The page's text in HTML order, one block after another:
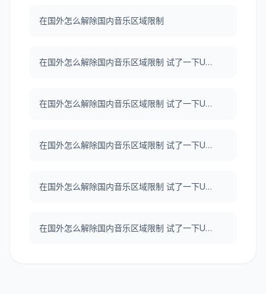
在国外怎么解除国内音乐区域限制
在国外怎么解除国内音乐区域限制 试了一下UNBLOCKCN，真好用。
在国外怎么解除国内音乐区域限制 试了一下UNBLOCKCN，真好用。
在国外怎么解除国内音乐区域限制 试了一下UNBLOCKCN，真好用。
在国外怎么解除国内音乐区域限制 试了一下UNBLOCKCN，真好用。
在国外怎么解除国内音乐区域限制 试了一下UNBLOCKCN，真好用。